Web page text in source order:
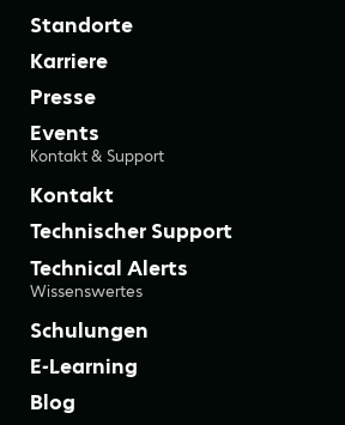
Standorte
Karriere
Presse
Events
Kontakt & Support
Kontakt
Technischer Support
Technical Alerts
Wissenswertes
Schulungen
E-Learning
Blog